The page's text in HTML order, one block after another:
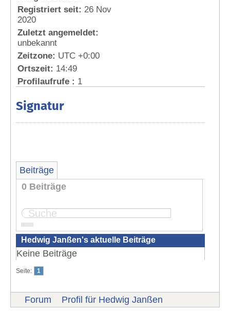
Registriert seit: 26 Nov
2020
Zuletzt angemeldet:
unbekannt
Zeitzone: UTC +0:00
Ortszeit: 14:49
Profilaufrufe : 1
Signatur
Beiträge
0 Beiträge
Seite: 1
Hedwig Janßen's aktuelle Beiträge
Keine Beiträge
Seite: 1
Forum Profil für Hedwig Janßen